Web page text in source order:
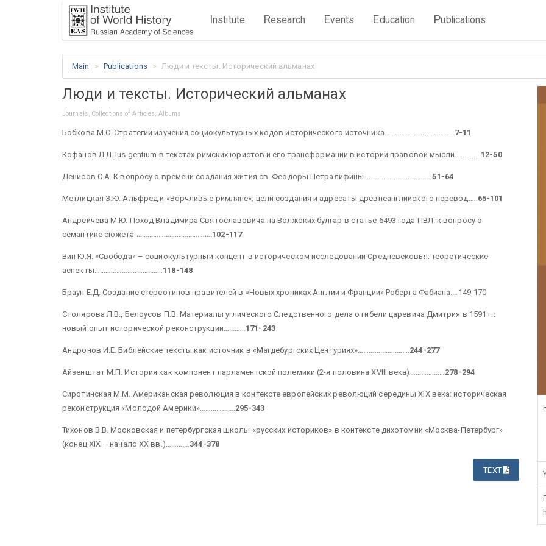
Institute Research Events Education Publications
Main Publications Люди и тексты. Исторический альманах
Люди и тексты. Исторический альманах
Journals, Collections of Articles, Albums
Бобкова М.С. Cтратегии изучения социокультурных кодов исторического источника………………………………..7-11
Кофанов Л.Л. Ius gentium в текстах римских юристов и его трансформации в истории правовой мысли…………..12-50
Денисов С.А. К вопросу о времени создания жития св. Феодоры Петралифины……………………….………51-64
Метлицкая З.Ю. Альфред и «Ворчливые римляне»: цели создания и адресаты древнеанглийского перевод…..65-101
Андрейчева М.Ю. Поход Владимира Святославовича на Волжских булгар в статье 6493 года ПВЛ: к вопросу о
семантике сюжета …………………………….…….102-117
Вин Ю.Я. «Свобода» – социокультурный концепт в историческом исследовании Средневековья: теоретические
аспекты…………………..……..……118-148
Браун Е.Д. Создание стереотипов правителей в «Новых хрониках Англии и Франции» Роберта Фабиана.…149-170
Столярова Л.В., Белоусов П.В. Материалы углического Следственного дела о гибели царевича Дмитрия в 1591 г.:
новый опыт исторической реконструкции…………171-243
Андронов И.Е. Библейские тексты как источник в «Магдебургских Центуриях»…………………….…244-277
Айзенштат М.П. История как компонент парламентской полемики (2-я половина XVIII века)…………….…278-294
Сиротинская М.М. Американская революция в контексте европейских революций середины XIXвека: историческая
реконструкция «Молодой Америки»……………….295-343
Тихонов В.В. Московская и петербургская школы «русских историков» в контексте дихотомии «Москва-Петербург»
(конец XIX – начало XX вв.)……….…344-378
TEXT